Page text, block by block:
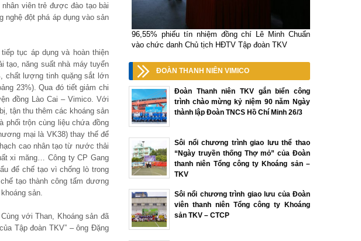
viên trẻ được đào tạo bài
nghệ đột phá áp dụng vào sản
tục áp dụng và hoàn thiện
tạo, năng suất nhà máy tuyển
chất lượng tinh quặng sắt lớn
23%). Qua đó tiết giảm chi
đồng Lào Cai – Vimico. Với
tận thu thêm các khoáng sản
phối trộn cùng liệu chứa đồng
mại là VK38) thay thế để
cao nhân tạo từ nước thải
xi măng… Công ty CP Gang
để chế tạo vì chống lò trong
tạo thành công tấm dương
sản.
với Than, Khoáng sản đã
Tập đoàn TKV” – ông Đặng
96,55% phiếu tín nhiệm đồng chí Lê Minh Chuẩn
vào chức danh Chủ tịch HĐTV Tập đoàn TKV
ĐOÀN THANH NIÊN VIMICO
Đoàn Thanh niên TKV gắn biển công
trình chào mừng kỷ niệm 90 năm Ngày
thành lập Đoàn TNCS Hồ Chí Minh 26/3
Sôi nổi chương trình giao lưu thể thao
“Ngày truyền thống Thợ mỏ” của Đoàn
thanh niên Tổng công ty Khoáng sản –
TKV
Sôi nổi chương trình giao lưu của Đoàn
viên thanh niên Tổng công ty Khoáng
sản TKV – CTCP